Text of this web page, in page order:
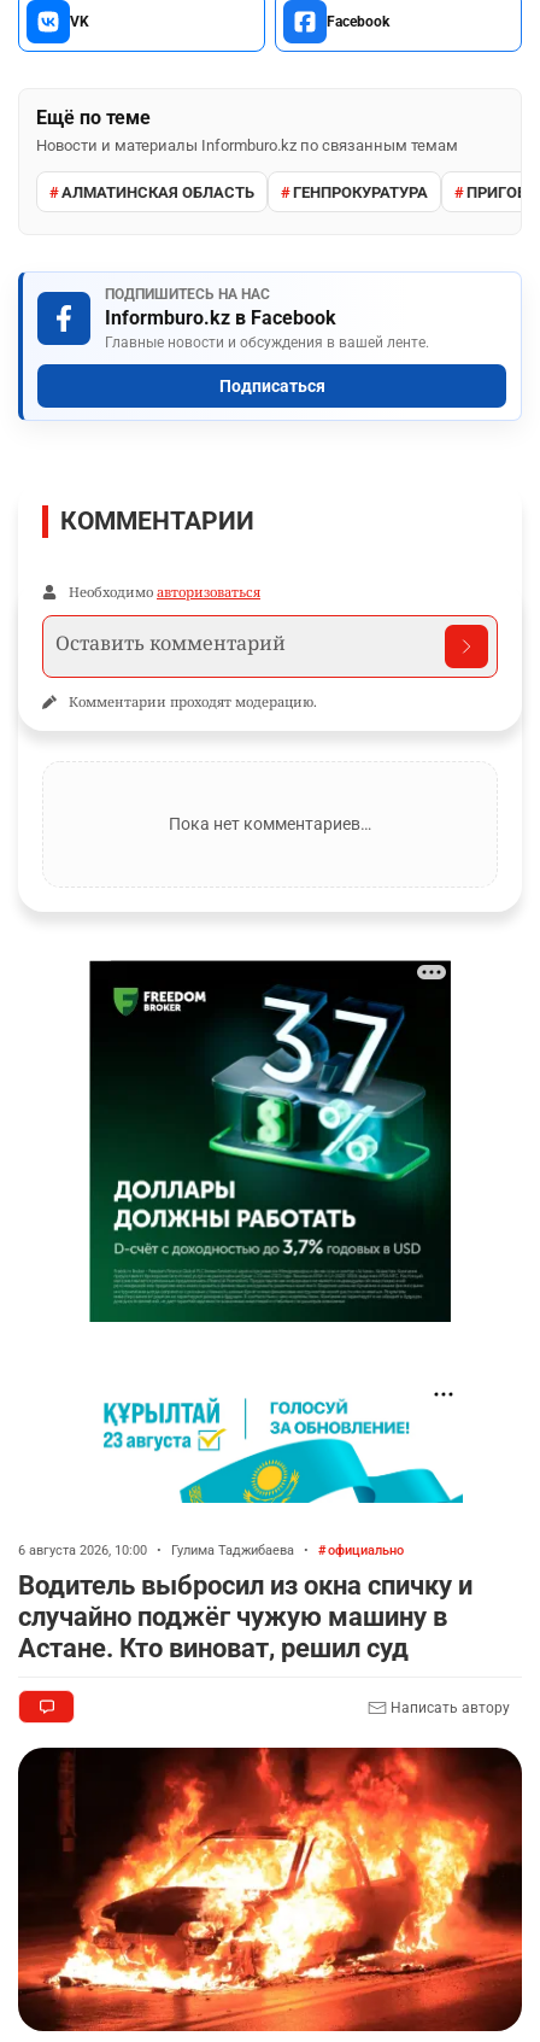
VK Facebook
Ещё по теме
Новости и материалы Informburo.kz по связанным темам
АЛМАТИНСКАЯ ОБЛАСТЬ ГЕНПРОКУРАТУРА
ПОДПИШИТЕСЬ НА НАС
Informburo.kz в Facebook
Главные новости и обсуждения в вашей ленте.
Подписаться
КОММЕНТАРИИ
Необходимо авторизоваться
Комментарии проходят модерацию.
Пока нет комментариев…
6 августа 2026, 10:00 • Гулима Таджибаева • официально
Водитель выбросил из окна спичку и
случайно поджёг чужую машину в
Астане. Кто виноват, решил суд
Написать автору